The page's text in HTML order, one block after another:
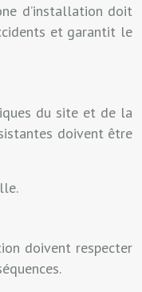
d’installation doit
et garantit le
du site et de la
doivent être
doivent respecter